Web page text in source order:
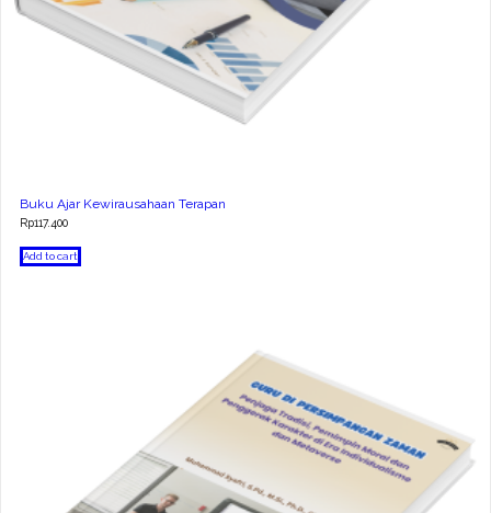
Buku Ajar Kewirausahaan Terapan
Rp117.400
Add to cart